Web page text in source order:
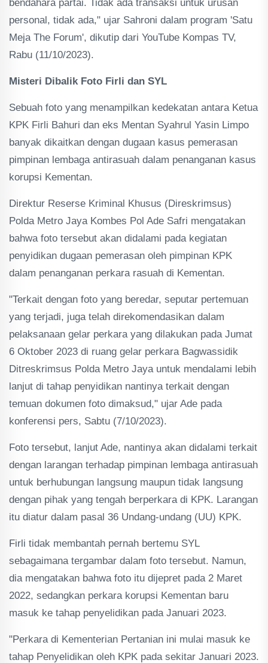
bendahara partai. Tidak ada transaksi untuk urusan
personal, tidak ada," ujar Sahroni dalam program 'Satu
Meja The Forum', dikutip dari YouTube Kompas TV,
Rabu (11/10/2023).
Misteri Dibalik Foto Firli dan SYL
Sebuah foto yang menampilkan kedekatan antara Ketua
KPK Firli Bahuri dan eks Mentan Syahrul Yasin Limpo
banyak dikaitkan dengan dugaan kasus pemerasan
pimpinan lembaga antirasuah dalam penanganan kasus
korupsi Kementan.
Direktur Reserse Kriminal Khusus (Direskrimsus)
Polda Metro Jaya Kombes Pol Ade Safri mengatakan
bahwa foto tersebut akan didalami pada kegiatan
penyidikan dugaan pemerasan oleh pimpinan KPK
dalam penanganan perkara rasuah di Kementan.
"Terkait dengan foto yang beredar, seputar pertemuan
yang terjadi, juga telah direkomendasikan dalam
pelaksanaan gelar perkara yang dilakukan pada Jumat
6 Oktober 2023 di ruang gelar perkara Bagwassidik
Ditreskrimsus Polda Metro Jaya untuk mendalami lebih
lanjut di tahap penyidikan nantinya terkait dengan
temuan dokumen foto dimaksud," ujar Ade pada
konferensi pers, Sabtu (7/10/2023).
Foto tersebut, lanjut Ade, nantinya akan didalami terkait
dengan larangan terhadap pimpinan lembaga antirasuah
untuk berhubungan langsung maupun tidak langsung
dengan pihak yang tengah berperkara di KPK. Larangan
itu diatur dalam pasal 36 Undang-undang (UU) KPK.
Firli tidak membantah pernah bertemu SYL
sebagaimana tergambar dalam foto tersebut. Namun,
dia mengatakan bahwa foto itu dijepret pada 2 Maret
2022, sedangkan perkara korupsi Kementan baru
masuk ke tahap penyelidikan pada Januari 2023.
"Perkara di Kementerian Pertanian ini mulai masuk ke
tahap Penyelidikan oleh KPK pada sekitar Januari 2023.